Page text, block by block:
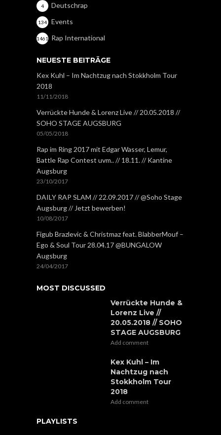
Deutschrap
4
Events
134
Rap International
1461
NEUESTE BEITRÄGE
Kex Kuhl – Im Nachtzug nach Stokkholm Tour
2018
11/11/2018
Verrückte Hunde & Lorenz Live // 20.05.2018 //
SOHO STAGE AUGSBURG
05/05/2018
Rap im Ring 2017 mit Edgar Wasser, Lemur,
Battle Rap Contest uvm.. // 18.11. // Kantine
Augsburg
23/10/2017
DAILY RAP SLAM // 22.09.2017 // @Soho Stage
Augsburg // Jetzt bewerben!
10/08/2017
Figub Brazlevic & Christmaz feat. BlabberMouf –
Ego & Soul Tour 28.04.17 @BUNGALOW
Augsburg
24/04/2017
MOST DISCUSSED
Verrückte Hunde &
Lorenz Live //
20.05.2018 // SOHO
STAGE AUGSBURG
Add comment
Kex Kuhl – Im
Nachtzug nach
Stokkholm Tour
2018
Add comment
PLAYLISTS